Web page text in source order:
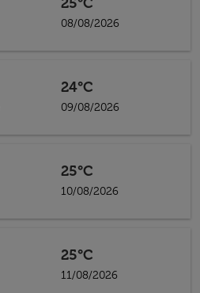
08/08/2026
24°C
09/08/2026
25°C
10/08/2026
25°C
11/08/2026